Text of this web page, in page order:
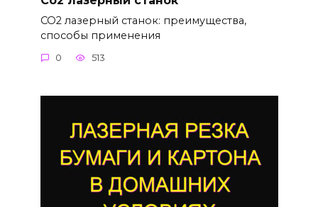
СО2 лазерный станок: преимущества,
способы применения
0 513